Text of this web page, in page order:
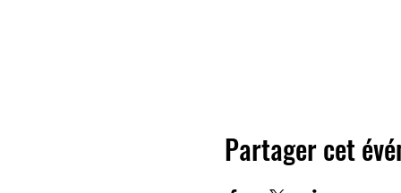
Partager cet